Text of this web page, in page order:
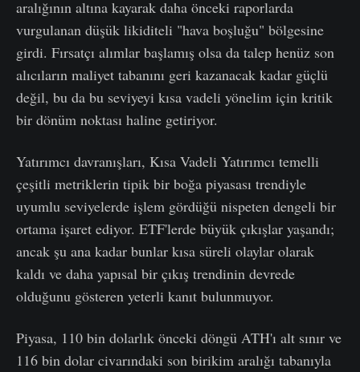
aralığının altına kayarak daha önceki raporlarda
vurgulanan düşük likiditeli "hava boşluğu" bölgesine
girdi. Fırsatçı alımlar başlamış olsa da talep henüz son
alıcıların maliyet tabanını geri kazanacak kadar güçlü
değil, bu da bu seviyeyi kısa vadeli yönelim için kritik
bir dönüm noktası haline getiriyor.
Yatırımcı davranışları, Kısa Vadeli Yatırımcı temelli
çeşitli metriklerin tipik bir boğa piyasası trendiyle
uyumlu seviyelerde işlem gördüğü nispeten dengeli bir
ortama işaret ediyor. ETF'lerde büyük çıkışlar yaşandı;
ancak şu ana kadar bunlar kısa süreli olaylar olarak
kaldı ve daha yapısal bir çıkış trendinin devrede
olduğunu gösteren yeterli kanıt bulunmuyor.
Piyasa, 110 bin dolarlık önceki döngü ATH'ı alt sınır ve
116 bin dolar civarındaki son birikim aralığı tabanıyla